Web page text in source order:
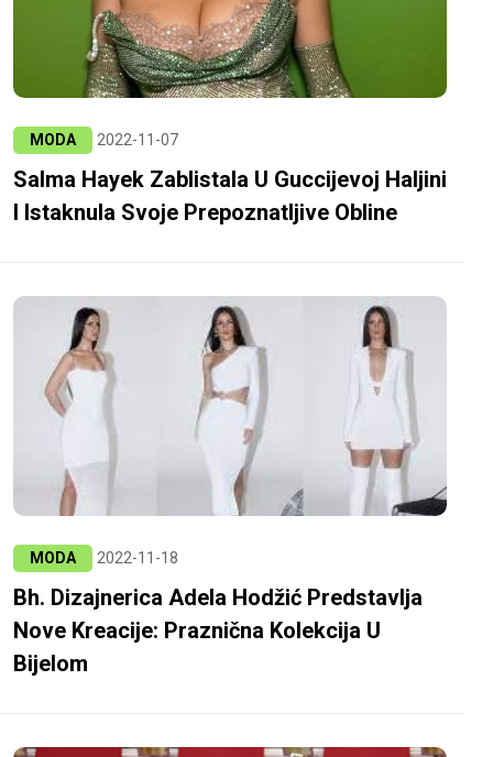
MODA 2022-11-07
Salma Hayek Zablistala U Guccijevoj Haljini
I Istaknula Svoje Prepoznatljive Obline
MODA 2022-11-18
Bh. Dizajnerica Adela Hodžić Predstavlja
Nove Kreacije: Praznična Kolekcija U
Bijelom